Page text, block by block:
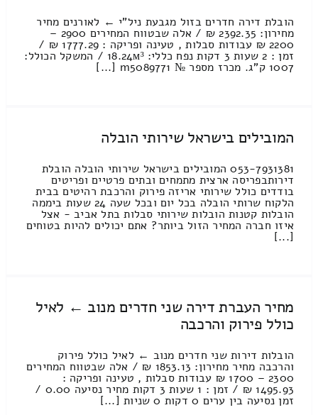
הובלת דירה חדרים בזול מגבעת ניל"י ← לאורנים מחיר
מחירון: 2392.35 ₪ / אלה שבטווח המחירים 2900 –
2200 ₪ עבודות סבלות , טעינה ופריקה : 1777.29 ₪ /
זמן : 2 שעות 3 דקות נפח כללי: 18.24м³ / המשקל הכולל:
1007 ק”ג. מכרז מספר № m5089771 [...]
המובילים בישראל שירותי הובלה
053-7931381 המובילים בישראל שירותי הובלה הובלת
דירותבפריסה ארצית מתמחים ובתים פרטיים ופריטים
בודדים כולל שירותי אריזה פירוק והרכבת רהיטים בבית
הלקוח שרותי הובלה בכל יום ובכל שעה 24 שעות ביממה
הובלות קטנות הובלות שירותי סבלות בתל אביב - אצל
איזו חברה המחיר הזול ביותר? אתם יכולים להיות בטוחים
[...]
מחיר העברת דירה שני חדרים מנוב ← לאיל
כולל פירוק והרכבה
הובלות דירות שני חדרים מנוב ← לאיל כולל פירוק
והרכבה מחיר מחירון: 1853.13 ₪ / אלה שבטווח המחירים
2300 – 1700 ₪ עבודות סבלות , טעינה ופריקה :
1495.93 ₪ / זמן : 1 שעות 3 דקות מחיר נסיעה 0.00 /
זמן נסיעה בין ערים 0 דקות 0 שניות [...]